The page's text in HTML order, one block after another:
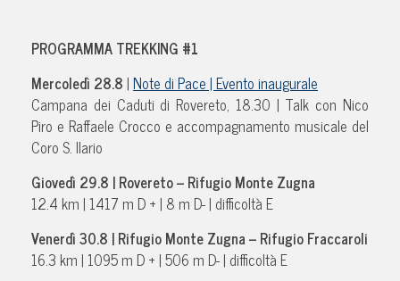
PROGRAMMA TREKKING #1
Mercoledì 28.8 |Note di Pace | Evento inaugurale
Campana dei Caduti di Rovereto, 18.30 | Talk con Nico
Piro e Raffaele Crocco e accompagnamento musicale del
Coro S. Ilario
Giovedì 29.8 |Rovereto – Rifugio Monte Zugna
12.4 km | 1417 m D + | 8 m D- | difficoltà E
Venerdì 30.8 |Rifugio Monte Zugna – Rifugio Fraccaroli
16.3 km | 1095 m D + | 506 m D- | difficoltà E